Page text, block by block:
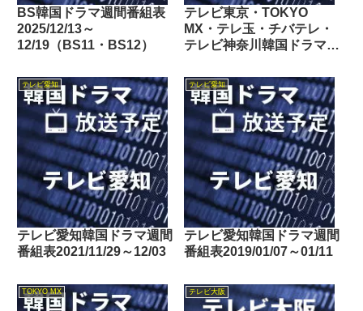
BS韓国ドラマ週間番組表
2025/12/13～
12/19（BS11・BS12）
テレビ東京・TOKYO
MX・テレ玉・チバテレ・
テレビ神奈川韓国ドラマ週
01/24
テレビ愛知
テレビ愛知韓国ドラマ週間
番組表2021/11/29～12/03
テレビ愛知
テレビ愛知韓国ドラマ週間
番組表2019/01/07～01/11
TOKYO MX テレビ大阪